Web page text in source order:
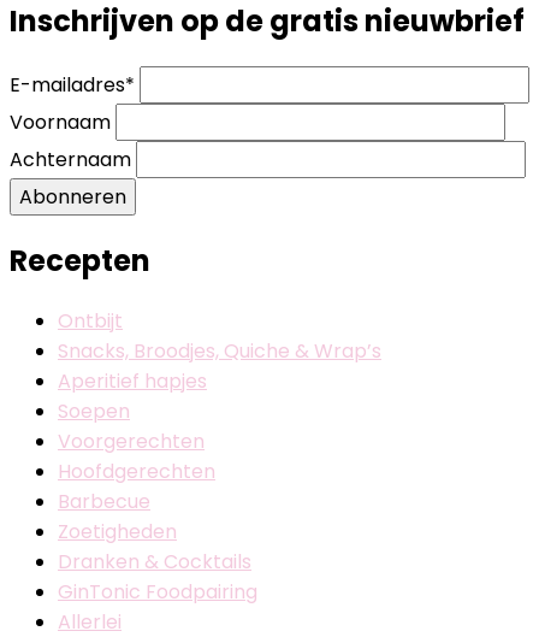
Inschrijven op de gratis nieuwbrief
E-mailadres*
Voornaam
Achternaam
Abonneren
Recepten
Ontbijt
Snacks, Broodjes, Quiche & Wrap’s
Aperitief hapjes
Soepen
Voorgerechten
Hoofdgerechten
Barbecue
Zoetigheden
Dranken & Cocktails
GinTonic Foodpairing
Allerlei